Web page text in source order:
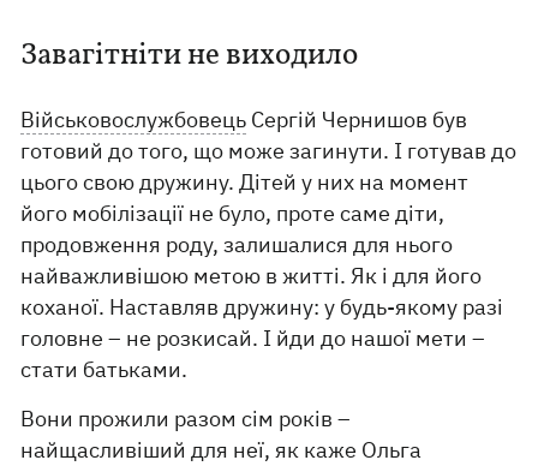
Завагітніти не виходило
Військовослужбовець Сергій Чернишов був
готовий до того, що може загинути. І готував до
цього свою дружину. Дітей у них на момент
його мобілізації не було, проте саме діти,
продовження роду, залишалися для нього
найважливішою метою в житті. Як і для його
коханої. Наставляв дружину: у будь-якому разі
головне – не розкисай. І йди до нашої мети –
стати батьками.
Вони прожили разом сім років –
найщасливіший для неї, як каже Ольга